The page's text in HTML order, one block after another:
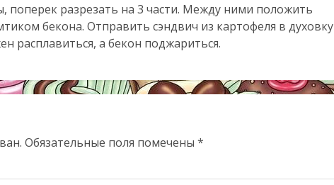
поперек разрезать на 3 части. Между ними положить
бекона. Отправить сэндвич из картофеля в духовку
расплавиться, а бекон поджариться.
Обязательные поля помечены *